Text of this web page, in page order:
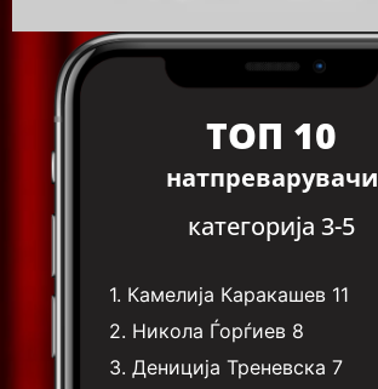
ТОП 10
натпреварувачи
категорија 3-5
1. Камелија Каракашев 11
2. Никола Ѓорѓиев 8
3.Дениција Треневска 7